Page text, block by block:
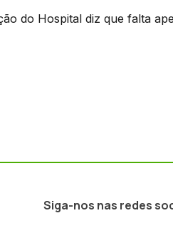
do Hospital diz que falta
Siga-nos nas redes